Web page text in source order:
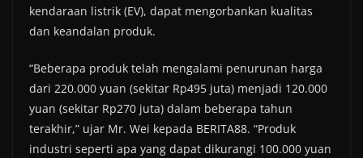
kendaraan listrik (EV), dapat mengorbankan kualitas
dan keandalan produk.
“Beberapa produk telah mengalami penurunan harga
dari 220.000 yuan (sekitar Rp495 juta) menjadi 120.000
yuan (sekitar Rp270 juta) dalam beberapa tahun
terakhir,” ujar Mr. Wei kepada BERITA88. “Produk
industri seperti apa yang dapat dikurangi 100.000 yuan